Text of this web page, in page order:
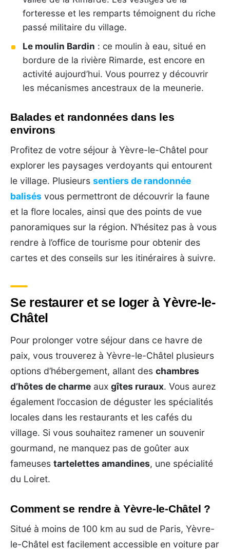
forteresse et les remparts témoignent du riche
passé militaire du village.
Le moulin Bardin : ce moulin à eau, situé en
bordure de la rivière Rimarde, est encore en
activité aujourd’hui. Vous pourrez y découvrir
les mécanismes ancestraux de la meunerie.
Balades et randonnées dans les
environs
Profitez de votre séjour à Yèvre-le-Châtel pour
explorer les paysages verdoyants qui entourent
le village. Plusieurs sentiers de randonnée
balisés vous permettront de découvrir la faune
et la flore locales, ainsi que des points de vue
panoramiques sur la région. N’hésitez pas à vous
rendre à l’office de tourisme pour obtenir des
cartes et des conseils sur les itinéraires à suivre.
Se restaurer et se loger à Yèvre-le-
Châtel
Pour prolonger votre séjour dans ce havre de
paix, vous trouverez à Yèvre-le-Châtel plusieurs
options d’hébergement, allant des chambres
d’hôtes de charme aux gîtes ruraux. Vous aurez
également l’occasion de déguster les spécialités
locales dans les restaurants et les cafés du
village. Si vous souhaitez ramener un souvenir
gourmand, ne manquez pas de goûter aux
fameuses tartelettes amandines, une spécialité
du Loiret.
Comment se rendre à Yèvre-le-Châtel ?
Situé à moins de 100 km au sud de Paris, Yèvre-
le-Châtel est facilement accessible en voiture par